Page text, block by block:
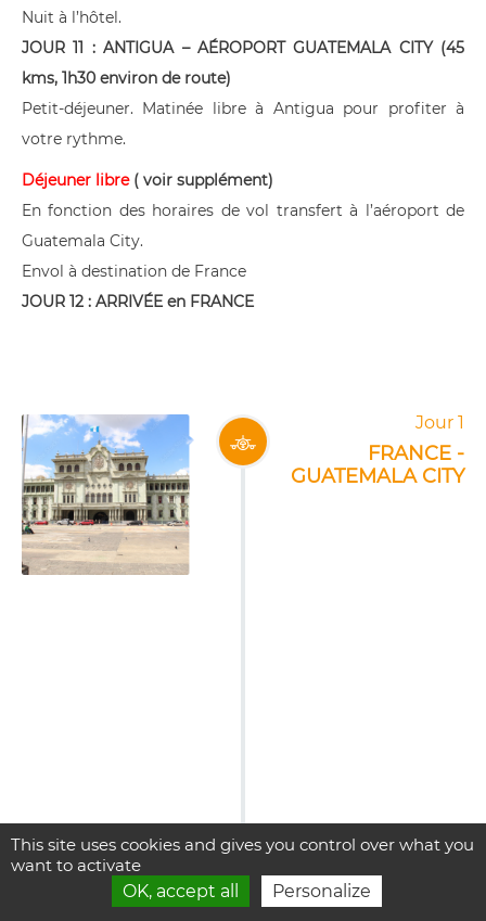
Nuit à l’hôtel.
JOUR 11 : ANTIGUA – AÉROPORT GUATEMALA CITY (45
kms, 1h30 environ de route)
Petit-déjeuner. Matinée libre à Antigua pour profiter à
votre rythme.
Déjeuner libre ( voir supplément)
En fonction des horaires de vol transfert à l’aéroport de
Guatemala City.
Envol à destination de France
JOUR 12 : ARRIVÉE en FRANCE
Jour 1
FRANCE -
GUATEMALA CITY
This site uses cookies and gives you control over what you
want to activate
OK, accept all
Personalize